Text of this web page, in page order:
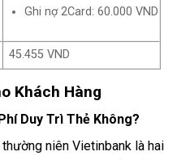
Ghi nợ 2Card: 60.000 VND
45.455 VND
Khách Hàng
Duy Trì Thẻ Không?
niên Vietinbank là hai